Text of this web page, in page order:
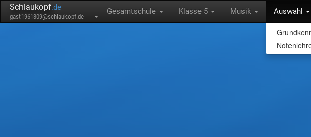
Schlaukopf.de
gast1961309@schlaukopf.de
Gesamtschule Klasse 5 Musik Auswahl